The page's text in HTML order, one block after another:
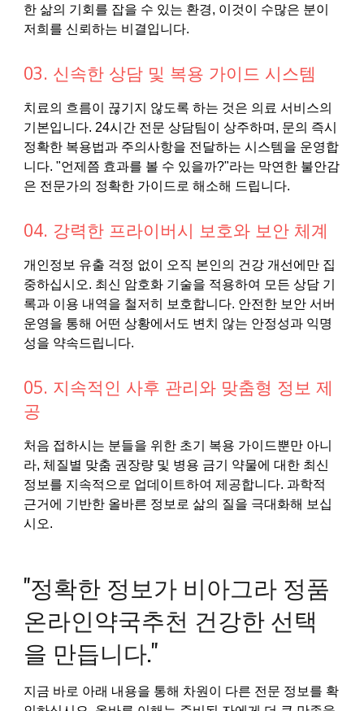
한 삶의 기회를 잡을 수 있는 환경, 이것이 수많은 분이
저희를 신뢰하는 비결입니다.
03. 신속한 상담 및 복용 가이드 시스템
치료의 흐름이 끊기지 않도록 하는 것은 의료 서비스의
기본입니다. 24시간 전문 상담팀이 상주하며, 문의 즉시
정확한 복용법과 주의사항을 전달하는 시스템을 운영합
니다. "언제쯤 효과를 볼 수 있을까?"라는 막연한 불안감
은 전문가의 정확한 가이드로 해소해 드립니다.
04. 강력한 프라이버시 보호와 보안 체계
개인정보 유출 걱정 없이 오직 본인의 건강 개선에만 집
중하십시오. 최신 암호화 기술을 적용하여 모든 상담 기
록과 이용 내역을 철저히 보호합니다. 안전한 보안 서버
운영을 통해 어떤 상황에서도 변치 않는 안정성과 익명
성을 약속드립니다.
05. 지속적인 사후 관리와 맞춤형 정보 제
공
처음 접하시는 분들을 위한 초기 복용 가이드뿐만 아니
라, 체질별 맞춤 권장량 및 병용 금기 약물에 대한 최신
정보를 지속적으로 업데이트하여 제공합니다. 과학적
근거에 기반한 올바른 정보로 삶의 질을 극대화해 보십
시오.
"정확한 정보가 비아그라 정품
온라인약국추천 건강한 선택
을 만듭니다."
지금 바로 아래 내용을 통해 차원이 다른 전문 정보를 확